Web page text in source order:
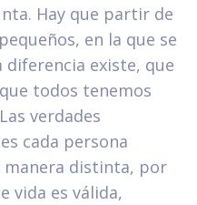
Hay que partir de
en la que se
diferencia existe, que
todos tenemos
verdades
cada persona
distinta, por
vida es válida,